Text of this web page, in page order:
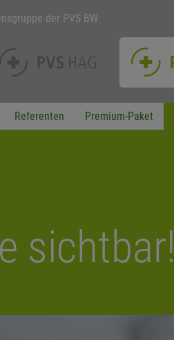
der PVS BW
Referenten Premium-Paket
sichtbar!